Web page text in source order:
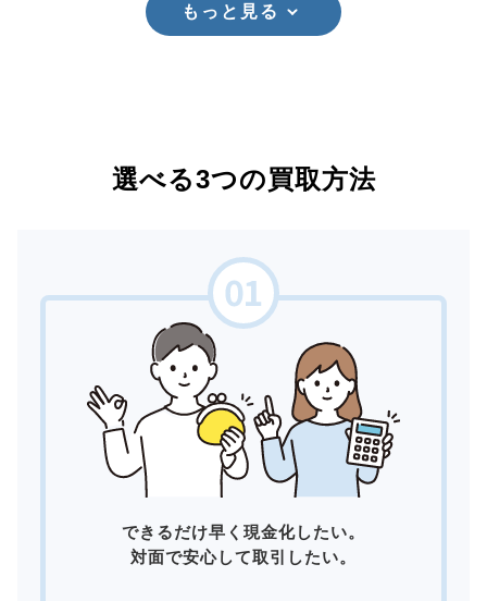
もっと見る
選べる3つの買取方法
できるだけ早く現金化したい。
対面で安心して取引したい。